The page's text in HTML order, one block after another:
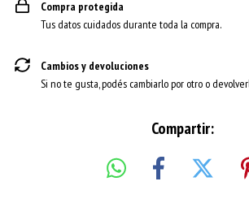
Compra protegida
Tus datos cuidados durante toda la compra.
Cambios y devoluciones
Si no te gusta, podés cambiarlo por otro o
Compartir: